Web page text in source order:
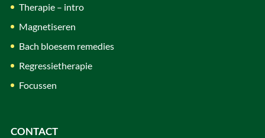
Therapie – intro
Magnetiseren
Bach bloesem remedies
Regressietherapie
Focussen
CONTACT